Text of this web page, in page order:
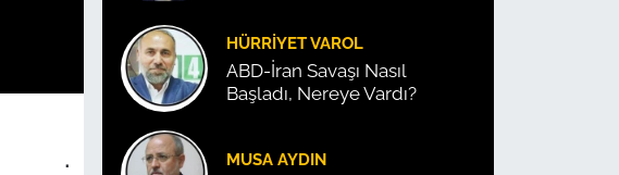
.
HÜRRIYET VAROL
ABD-İran Savaşı Nasıl
Başladı, Nereye Vardı?
MUSA AYDIN